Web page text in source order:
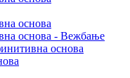
основа
основа - Вежбање
основа